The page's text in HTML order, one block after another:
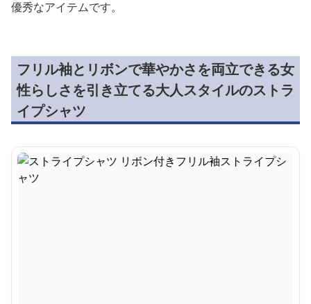
優秀なアイテムです。
フリル袖とリボンで華やかさを両立できる女
性らしさを引き立てる大人スタイルのストラ
イプシャツ